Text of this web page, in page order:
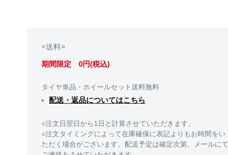
<送料>
期間限定 0円(税込)
タイヤ単品・ホイールセット送料無料
配送・返品についてはこちら
○注文日翌日から1日と計算させていただきます。
○注文タイミングによって在庫確保に表記よりもお時間をい
ただく場合がございます。配送予定は確定次第、メールにて